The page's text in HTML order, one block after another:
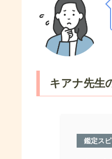
キアナ先生
鑑定ス